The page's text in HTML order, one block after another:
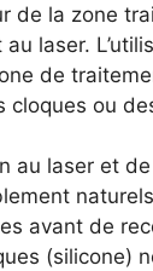
de la zone
laser.
de
cloques ou
au laser et
avant de
(silicone)